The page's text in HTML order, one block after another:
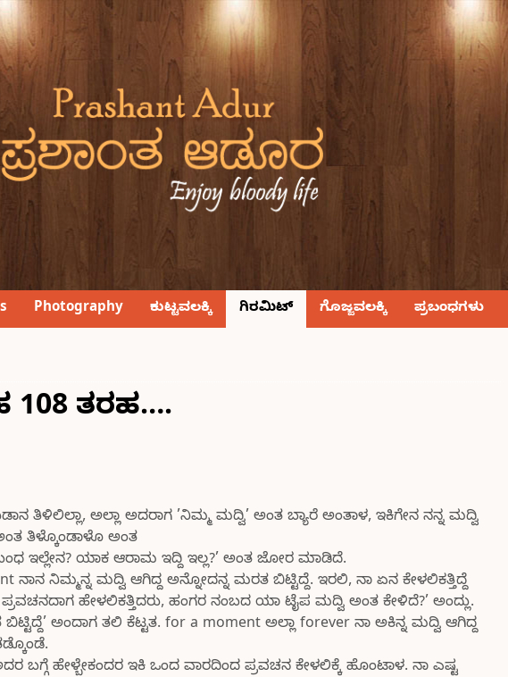
Photography ಕುಟ್ಟವಲಕ್ಕಿ ಗಿರಮಿಟ್ ಗೊಜ್ಜವಲಕ್ಕಿ ಪ್ರಬಂಧಗಳು
ತರಹ….
ತಿಳಿಲಿಲ್ಲಾ, ಅಲ್ಲಾ ಅದರಾಗ ’ನಿಮ್ಮ ಮದ್ವಿ’ ಅಂತ ಬ್ಯಾರೆ ಅಂತಾಳ, ಇಕಿಗೇನ ನನ್ನ ಮದ್ವಿ
ತಿಳ್ಕೊಂಡಾಳೊ ಅಂತ
ಇಲ್ಲೇನ? ಯಾಕ ಆರಾಮ ಇದ್ದಿ ಇಲ್ಲ?’ ಅಂತ ಜೋರ ಮಾಡಿದೆ.
ನಿಮ್ಮನ್ನ ಮದ್ವಿ ಆಗಿದ್ದ ಅನ್ನೋದನ್ನ ಮರತ ಬಿಟ್ಟಿದ್ದೆ. ಇರಲಿ, ನಾ ಏನ ಕೇಳಲಿಕತ್ತಿದ್ದೆ
ಹೇಳಲಿಕತ್ತಿದರು, ಹಂಗರ ನಂಬದ ಯಾ ಟೈಪ ಮದ್ವಿ ಅಂತ ಕೇಳಿದೆ?’ ಅಂದ್ಲು.
ಅಂದಾಗ ತಲಿ ಕೆಟ್ಟತ. for a moment ಅಲ್ಲಾ forever ನಾ ಅಕಿನ್ನ ಮದ್ವಿ ಆಗಿದ್ದ
ಬಗ್ಗೆ ಹೇಳ್ಬೇಕಂದರ ಇಕಿ ಒಂದ ವಾರದಿಂದ ಪ್ರವಚನ ಕೇಳಲಿಕ್ಕೆ ಹೊಂಟಾಳ. ನಾ ಎಷ್ಟ